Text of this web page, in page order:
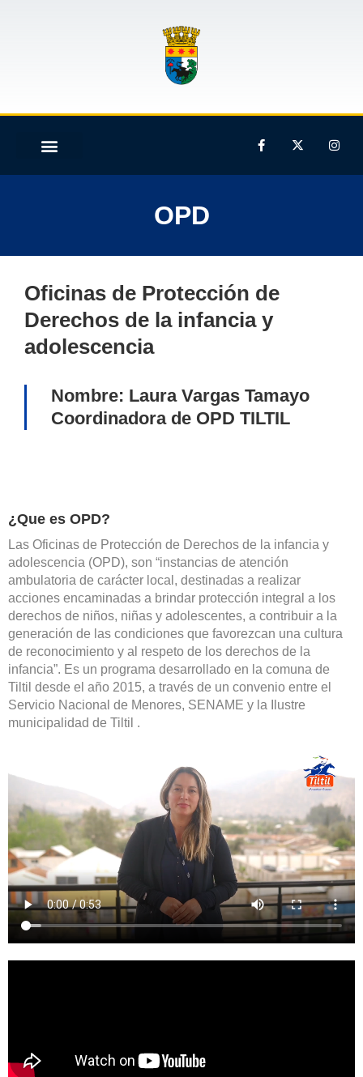
OPD
Oficinas de Protección de
Derechos de la infancia y
adolescencia​
Nombre: Laura Vargas Tamayo
Coordinadora de OPD TILTIL
¿Que es OPD?
Las Oficinas de Protección de Derechos de la infancia y
adolescencia (OPD), son “instancias de atención
ambulatoria de carácter local, destinadas a realizar
acciones encaminadas a brindar protección integral a los
derechos de niños, niñas y adolescentes, a contribuir a la
generación de las condiciones que favorezcan una cultura
de reconocimiento y al respeto de los derechos de la
infancia”. Es un programa desarrollado en la comuna de
Tiltil desde el año 2015, a través de un convenio entre el
Servicio Nacional de Menores, SENAME y la Ilustre
municipalidad de Tiltil .